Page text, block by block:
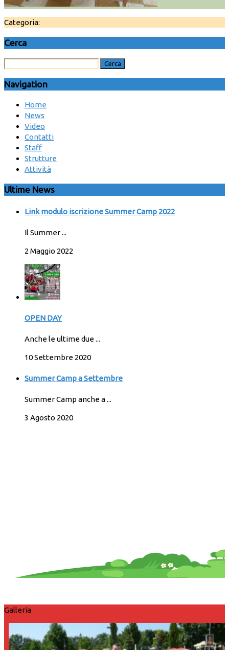
Categoria:
Cerca
Navigation
Home
News
Video
Contatti
Staff
Strutture
Attività
Ultime News
Link modulo iscrizione Summer Camp 2022
Il Summer ...
2 Maggio 2022
OPEN DAY
Anche le ultime due ...
10 Settembre 2020
Summer Camp a Settembre
Summer Camp anche a ...
3 Agosto 2020
Galleria